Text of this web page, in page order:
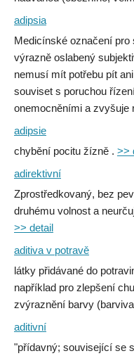
adipsia
Medicínské označení pro
výrazně oslabený
nemusí mít potřebu pít
souviset s poruchou
onemocněními a zvyšuje
adipsie
chybění pocitu žízně . >>
adirektivní
Zprostředkovaný, bez
druhému volnost a
>> detail
aditiva v potravě
látky přidávané do
například pro zlepšení
zvýraznění barvy
aditivní
"přídavný; související se